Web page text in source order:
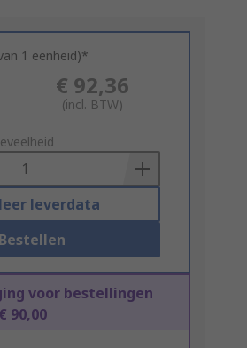
1 eenheid)*
€ 92,36
(incl. BTW)
leverdata
Bestellen
voor bestellingen
90,00